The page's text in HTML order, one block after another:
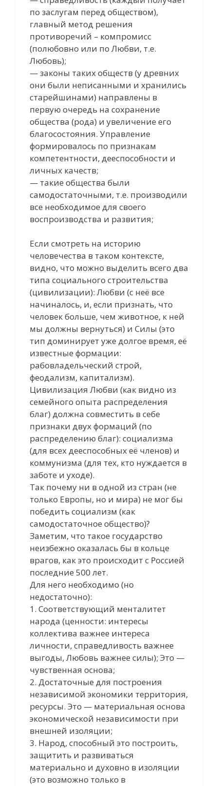
по заслугам перед обществом),
главный метод решения
противоречий – компромисс
(полюбовно или по Любви, т.е.
Любовь);
— законы таких обществ (у древних
они были неписанными и хранились
старейшинами) направлены в
первую очередь на сохранение
общества (рода) и увеличение его
благосостояния. Управление
формировалось по признакам
компетентности, дееспособности и
личных качеств;
— такие общества были
самодостаточными, т.е. производили
все необходимое для своего
воспроизводства и развития;
Если смотреть на историю
человечества в таком контексте,
видно, что можно выделить всего два
типа социального строительства
(цивилизации): Любви (с неё все
начиналось, и, если признать, что
человек больше, чем животное, к ней
мы должны вернуться) и Силы (это
тип доминирует уже долгое время, её
известные формации:
рабовладельческий строй,
феодализм, капитализм).
Цивилизация Любви (как видно из
семейного опыта распределения
благ) должна совместить в себе
признаки двух формаций (по
распределению благ): социализма
(для всех дееспособных её членов) и
коммунизма (для тех, кто нуждается в
заботе и уходе).
Так почему ни в одной из стран (не
только Европы, но и мира) не мог бы
победить социализм (как
самодостаточное общество)?
Заметим, что такое государство
неизбежно оказалась бы в кольце
врагов, как это происходит с Россией
последние 500 лет.
Для него необходимо (но
недостаточно):
1. Соответствующий менталитет
народа (ценности: интересы
коллектива важнее интереса
личности, справедливость важнее
выгоды, Любовь важнее силы); Это —
чувственная основа;
2. Достаточные для построения
независимой экономики территория,
ресурсы. Это — материальная основа
экономической независимости при
внешней изоляции;
3. Народ, способный это построить,
защитить и развиваться
материально и духовно в изоляции
(это возможно только в